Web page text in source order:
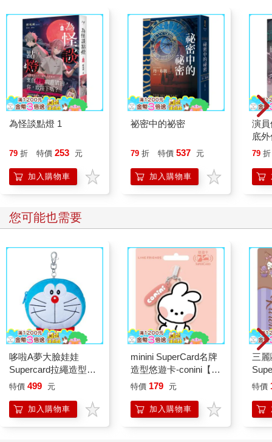
為怪談點燈 1
79 折 特價 253 元
加入購物車
祕密中的祕密
79 折 特價 537 元
加入購物車
演
底
79 折
您可能也需要
哆啦A夢大臉娃娃
Supercard拉繩造型悠
遊卡【受託代銷】
特價 499 元
加入購物車
minini SuperCard名牌
造型悠遊卡-conini【受
託代銷】
特價 179 元
加入購物車
三
洛
特價